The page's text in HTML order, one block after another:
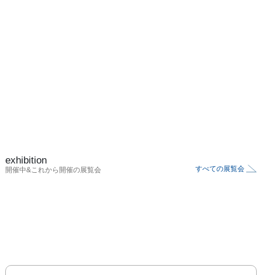
exhibition
開催中&これから開催の展覧会 すべての展覧会